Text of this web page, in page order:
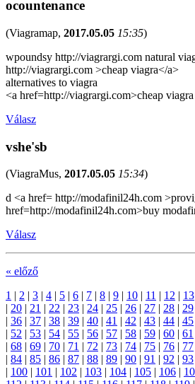
ocountenance
(Viagramap, 2017.05.05 15:35)
wpoundsy http://viagrargi.com natural
http://viagrargi.com >cheap viagra</a>
alternatives to viagra
<a href=http://viagrargi.com>cheap
Válasz
vshe'sb
(ViagraMus, 2017.05.05 15:34)
d <a href= http://modafinil24h.com
href=http://modafinil24h.com>buy
Válasz
« előző
1 | 2 | 3 | 4 | 5 | 6 | 7 | 8 | 9 | 10 | 11 | 12 | 13
| 20 | 21 | 22 | 23 | 24 | 25 | 26 | 27 | 28 | 29
| 36 | 37 | 38 | 39 | 40 | 41 | 42 | 43 | 44 | 45
| 52 | 53 | 54 | 55 | 56 | 57 | 58 | 59 | 60 | 61
| 68 | 69 | 70 | 71 | 72 | 73 | 74 | 75 | 76 | 77
| 84 | 85 | 86 | 87 | 88 | 89 | 90 | 91 | 92 | 93
| 100 | 101 | 102 | 103 | 104 | 105 | 106 |